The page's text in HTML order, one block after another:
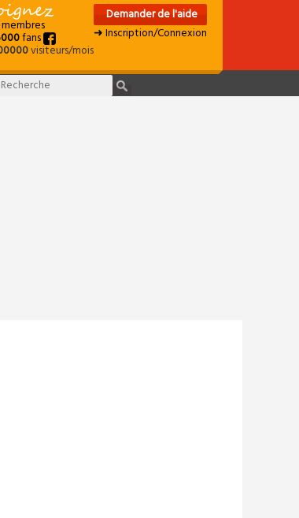
membres
fans
visiteurs/mois
Demander de l'aide
➜ Inscription/Connexion